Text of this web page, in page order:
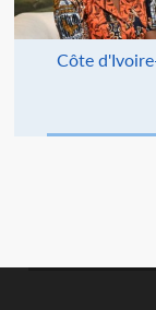
Côte